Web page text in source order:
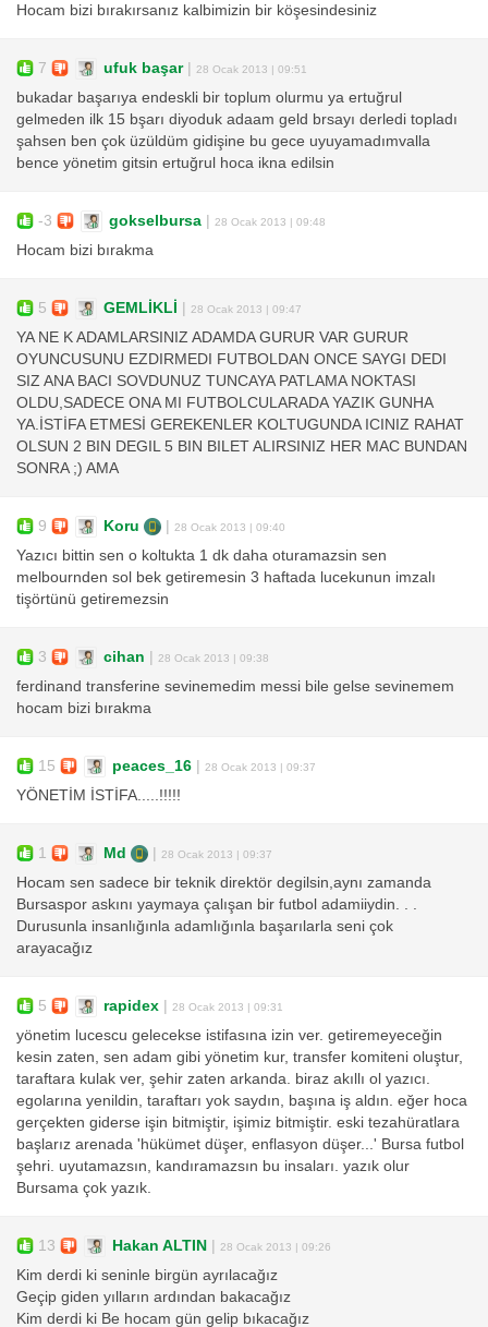
Hocam bizi bırakırsanız kalbimizin bir köşesindesiniz
7 ufuk başar| 28 Ocak 2013 | 09:51
bukadar başarıya endeskli bir toplum olurmu ya ertuğrul
gelmeden ilk 15 bşarı diyoduk adaam geld brsayı derledi topladı
şahsen ben çok üzüldüm gidişine bu gece uyuyamadımvalla
bence yönetim gitsin ertuğrul hoca ikna edilsin
-3 gokselbursa | 28 Ocak 2013 | 09:48
Hocam bizi bırakma
5 GEMLİKLİ | 28 Ocak 2013 | 09:47
YA NE K ADAMLARSINIZ ADAMDA GURUR VAR GURUR
OYUNCUSUNU EZDIRMEDI FUTBOLDAN ONCE SAYGI DEDI
SIZ ANA BACI SOVDUNUZ TUNCAYA PATLAMA NOKTASI
OLDU,SADECE ONA MI FUTBOLCULARADA YAZIK GUNHA
YA.İSTİFA ETMESİ GEREKENLER KOLTUGUNDA ICINIZ RAHAT
OLSUN 2 BIN DEGIL 5 BIN BILET ALIRSINIZ HER MAC BUNDAN
SONRA ;) AMA
9 Koru | 28 Ocak 2013 | 09:40
Yazıcı bittin sen o koltukta 1 dk daha oturamazsin sen
melbournden sol bek getiremesin 3 haftada lucekunun imzalı
tişörtünü getiremezsin
3 cihan | 28 Ocak 2013 | 09:38
ferdinand transferine sevinemedim messi bile gelse sevinemem
hocam bizi bırakma
15 peaces_16 | 28 Ocak 2013 | 09:37
YÖNETİM İSTİFA.....!!!!!
1 Md | 28 Ocak 2013 | 09:37
Hocam sen sadece bir teknik direktör degilsin,aynı zamanda
Bursaspor askını yaymaya çalışan bir futbol adamiiydin. . .
Durusunla insanlığınla adamlığınla başarılarla seni çok
arayacağız
5 rapidex | 28 Ocak 2013 | 09:31
yönetim lucescu gelecekse istifasına izin ver. getiremeyeceğin
kesin zaten, sen adam gibi yönetim kur, transfer komiteni oluştur,
taraftara kulak ver, şehir zaten arkanda. biraz akıllı ol yazıcı.
egolarına yenildin, taraftarı yok saydın, başına iş aldın. eğer hoca
gerçekten giderse işin bitmiştir, işimiz bitmiştir. eski tezahüratlara
başlarız arenada 'hükümet düşer, enflasyon düşer...' Bursa futbol
şehri. uyutamazsın, kandıramazsın bu insaları. yazık olur
Bursama çok yazık.
13 Hakan ALTIN | 28 Ocak 2013 | 09:26
Kim derdi ki seninle birgün ayrılacağız
Geçip giden yılların ardından bakacağız
Kim derdi ki Be hocam gün gelip bıkacağız